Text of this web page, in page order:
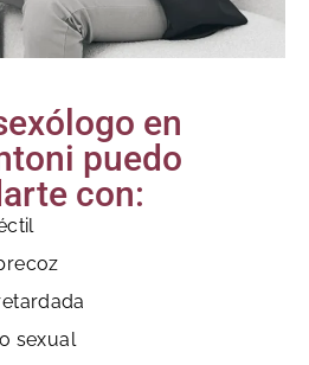
en
puedo
con:
sexual